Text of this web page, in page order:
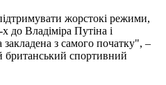
жорстокі режими,
до Владіміра Путіна і
з самого початку", –
спортивний